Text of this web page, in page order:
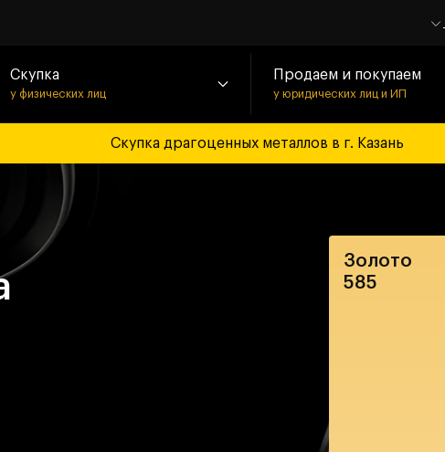
Скупка
у физических лиц
Продаем и покупаем
у юридических лиц и ИП
Скупка драгоценных металлов в г. Казань
Золото
585